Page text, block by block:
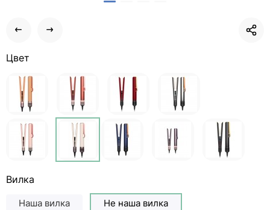
Цвет
Вилка
Наша вилка Не наша вилка